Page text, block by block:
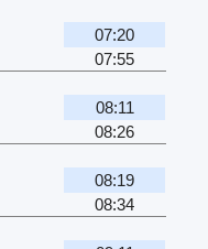
07:20
07:55
08:11
08:26
08:19
08:34